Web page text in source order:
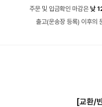
주문 및 입금확인 마감은 낮
출고(운송장 등록) 이후의
[교환/